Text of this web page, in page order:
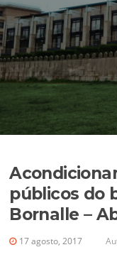
públicos do
Bornalle –
17 agosto, 2017